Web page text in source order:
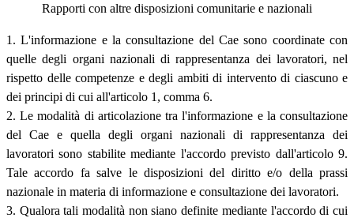
Rapporti con altre disposizioni comunitarie e nazionali
1. L'informazione e la consultazione del Cae sono coordinate con
quelle degli organi nazionali di rappresentanza dei lavoratori, nel
rispetto delle competenze e degli ambiti di intervento di ciascuno e
dei principi di cui all'articolo 1, comma 6.
2. Le modalità di articolazione tra l'informazione e la consultazione
del Cae e quella degli organi nazionali di rappresentanza dei
lavoratori sono stabilite mediante l'accordo previsto dall'articolo 9.
Tale accordo fa salve le disposizioni del diritto e/o della prassi
nazionale in materia di informazione e consultazione dei lavoratori.
3. Qualora tali modalità non siano definite mediante l'accordo di cui